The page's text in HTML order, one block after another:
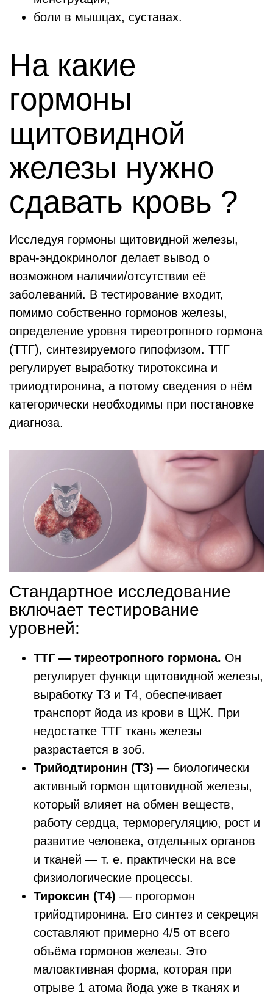
боли в мышцах, суставах.
На какие
гормоны
щитовидной
железы нужно
сдавать кровь ?
Исследуя гормоны щитовидной железы,
врач-эндокринолог делает вывод о
возможном наличии/отсутствии её
заболеваний. В тестирование входит,
помимо собственно гормонов железы,
определение уровня тиреотропного гормона
(ТТГ), синтезируемого гипофизом. ТТГ
регулирует выработку тиротоксина и
трииодтиронина, а потому сведения о нём
категорически необходимы при постановке
диагноза.
Стандартное исследование
включает тестирование
уровней:
ТТГ — тиреотропного гормона. Он
регулирует функци щитовидной железы,
выработку Т3 и Т4, обеспечивает
транспорт йода из крови в ЩЖ. При
недостатке ТТГ ткань железы
разрастается в зоб.
Трийодтиронин (Т3) — биологически
активный гормон щитовидной железы,
который влияет на обмен веществ,
работу сердца, терморегуляцию, рост и
развитие человека, отдельных органов
и тканей — т. е. практически на все
физиологические процессы.
Тироксин (Т4) — прогормон
трийодтиронина. Его синтез и секреция
составляют примерно 4/5 от всего
объёма гормонов железы. Это
малоактивная форма, которая при
отрыве 1 атома йода уже в тканях и